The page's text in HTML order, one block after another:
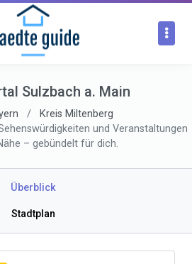
Sulzbach a. Main
Kreis Miltenberg
und Veranstaltungen
– gebündelt für dich.
Überblick
Stadtplan